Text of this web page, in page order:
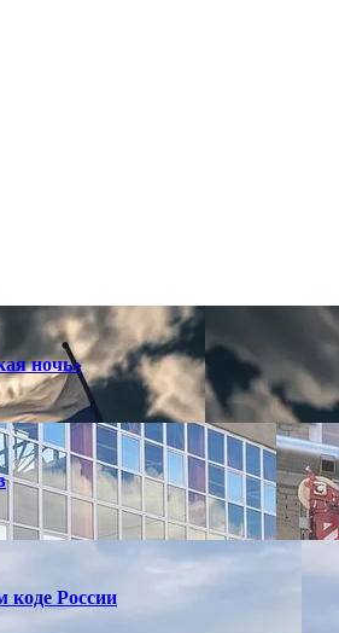
ночь»
коде России